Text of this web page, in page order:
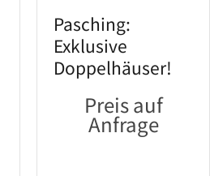
Pasching:
Exklusive
Doppelhäuser!
Preis auf
Anfrage